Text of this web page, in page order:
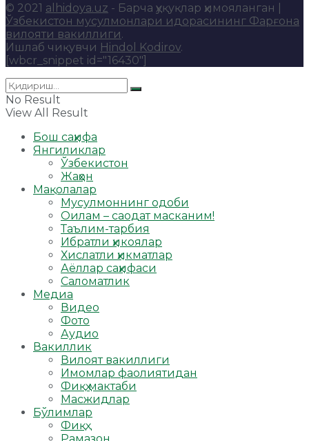
© 2021 alhidoya.uz - Барча ҳуқуқлар ҳимояланган |
Ўзбекистон мусулмонлари идорасининг Фарғона
вилояти вакиллиги.
Ишлаб чиқувчи Hindol Kodirov.
[wbcr_snippet id="16430"]
No Result
View All Result
Бош саҳифа
Янгиликлар
Ўзбекистон
Жаҳон
Мақолалар
Мусулмоннинг одоби
Оилам – саодат масканим!
Таълим-тарбия
Ибратли ҳикоялар
Хислатли ҳикматлар
Аёллар саҳифаси
Саломатлик
Медиа
Видео
Фото
Аудио
Вакиллик
Вилоят вакиллиги
Имомлар фаолиятидан
Фиқҳ мактаби
Масжидлар
Бўлимлар
Фиқҳ